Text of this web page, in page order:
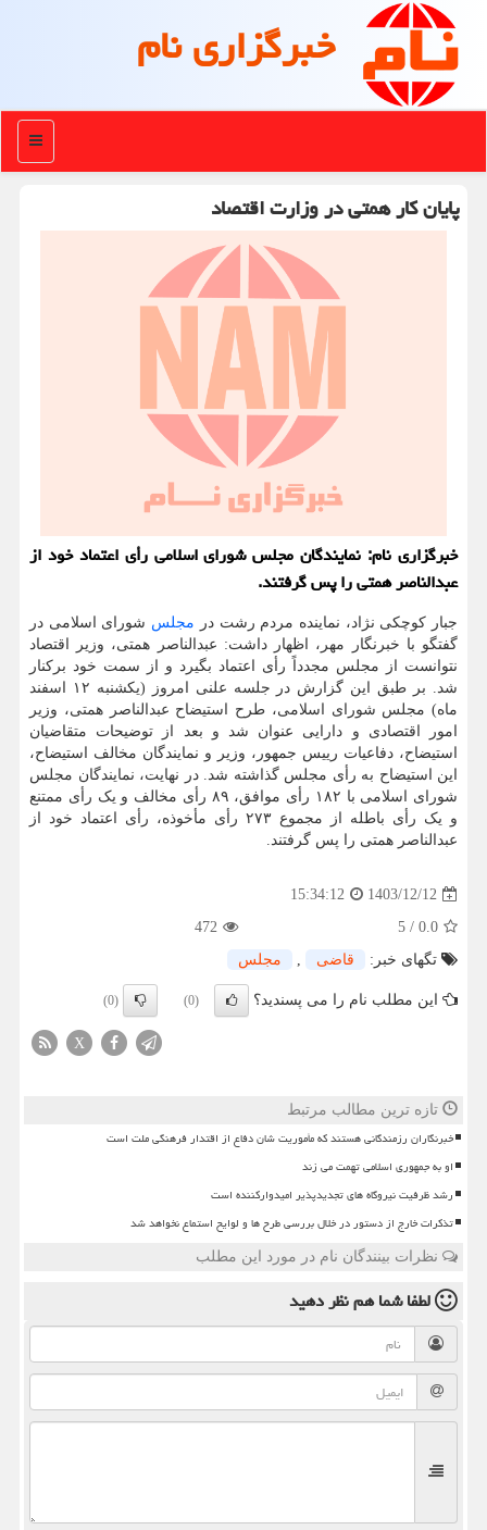
خبرگزاری نام
منو
پایان کار همتی در وزارت اقتصاد
خبرگزاری نام: نمایندگان مجلس شورای اسلامی رأی اعتماد خود از
عبدالناصر همتی را پس گرفتند.
جبار کوچکی نژاد، نماینده مردم رشت در مجلس شورای اسلامی در
گفتگو با خبرنگار مهر، اظهار داشت: عبدالناصر همتی، وزیر اقتصاد
نتوانست از مجلس مجدداً رأی اعتماد بگیرد و از سمت خود برکنار
شد. بر طبق این گزارش در جلسه علنی امروز (یکشنبه ۱۲ اسفند
ماه) مجلس شورای اسلامی، طرح استیضاح عبدالناصر همتی، وزیر
امور اقتصادی و دارایی عنوان شد و بعد از توضیحات متقاضیان
استیضاح، دفاعیات رییس جمهور، وزیر و نمایندگان مخالف استیضاح،
این استیضاح به رأی مجلس گذاشته شد. در نهایت، نمایندگان مجلس
شورای اسلامی با ۱۸۲ رأی موافق، ۸۹ رأی مخالف و یک رأی ممتنع
و یک رأی باطله از مجموع ۲۷۳ رأی مأخوذه، رأی اعتماد خود از
عبدالناصر همتی را پس گرفتند.
1403/12/12
15:34:12
0.0
/
5
472
تگهای خبر:
قاضی , مجلس
این مطلب نام را می پسندید؟ (0)
(0)
X
تازه ترین مطالب مرتبط
خبرنگاران رزمندگانی هستند که مأموریت شان دفاع از اقتدار فرهنگی ملت است
او به جمهوری اسلامی تهمت می زند
رشد ظرفیت نیروگاه های تجدیدپذیر امیدوارکننده است
تذکرات خارج از دستور در خلال بررسی طرح ها و لوایح استماع نخواهد شد
نظرات بینندگان نام در مورد این مطلب
لطفا شما همنظر دهید